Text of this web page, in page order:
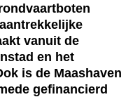
vanuit de
en het
is de Maashaven
gefinancierd